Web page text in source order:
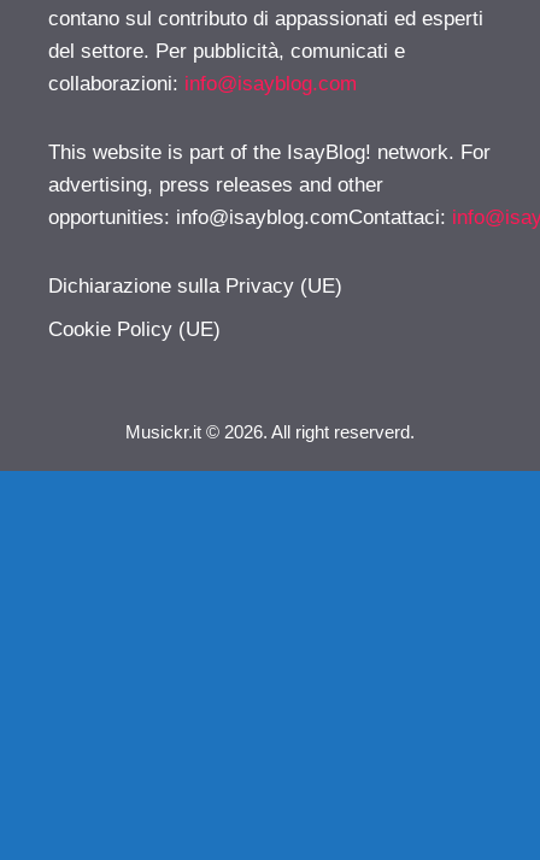
contano sul contributo di appassionati ed esperti
del settore. Per pubblicità, comunicati e
collaborazioni: info@isayblog.com
This website is part of the IsayBlog! network. For
advertising, press releases and other
opportunities: info@isayblog.comContattaci:
Dichiarazione sulla Privacy (UE)
Cookie Policy (UE)
Musickr.it © 2026. All right reserverd.